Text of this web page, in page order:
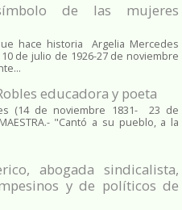
de las mujeres
hace historia Argelia Mercedes
10 de julio de 1926-27 de noviembre
educadora y poeta
(14 de noviembre 1831- 23 de
"Cantó a su pueblo, a la
abogada sindicalista,
y de políticos de